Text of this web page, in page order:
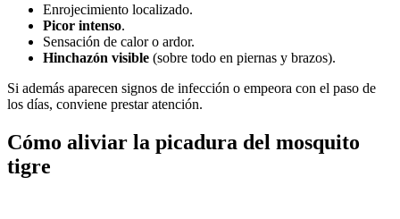
Enrojecimiento localizado.
Picor intenso.
Sensación de calor o ardor.
Hinchazón visible (sobre todo en piernas y brazos).
Si además aparecen signos de infección o empeora con el paso de
los días, conviene prestar atención.
Cómo aliviar la picadura del mosquito
tigre